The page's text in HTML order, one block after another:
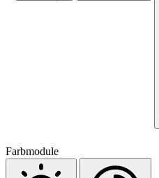
Farbmodule